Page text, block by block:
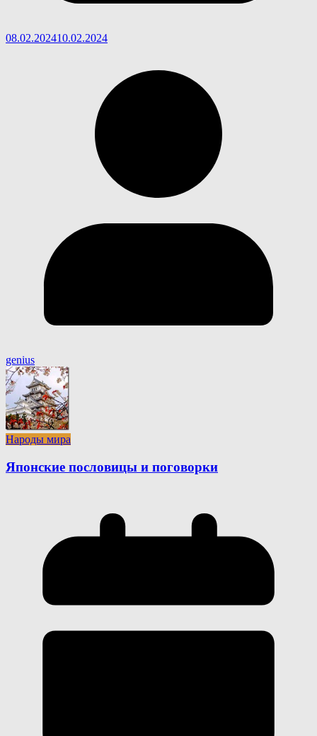
08.02.202410.02.2024
genius
Народы мира
Японские пословицы и поговорки